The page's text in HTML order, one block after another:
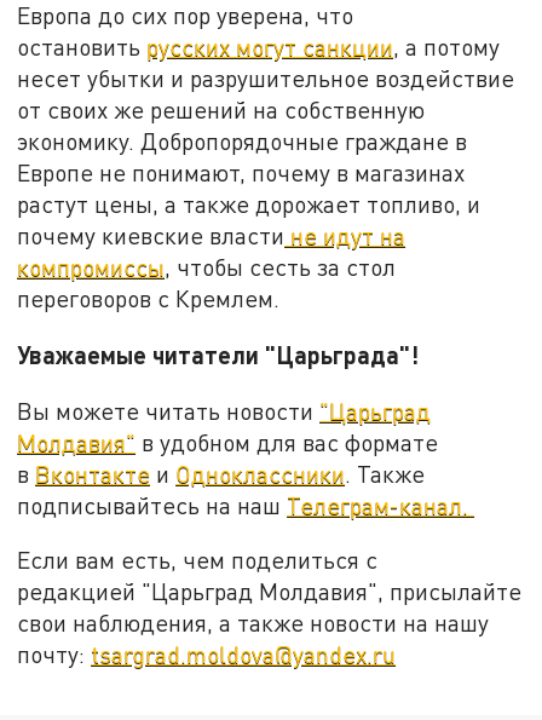
Европа до сих пор уверена, что
остановить русских могут санкции, а потому
несет убытки и разрушительное воздействие
от своих же решений на собственную
экономику. Добропорядочные граждане в
Европе не понимают, почему в магазинах
растут цены, а также дорожает топливо, и
почему киевские власти не идут на
компромиссы, чтобы сесть за стол
переговоров с Кремлем.
Уважаемые читатели "Царьграда"!
Вы можете читать новости "Царьград
Молдавия" в удобном для вас формате
в Вконтакте и Одноклассники . Также
подписывайтесь на наш Телеграм-канал.
Если вам есть, чем поделиться с
редакцией "Царьград Молдавия", присылайте
свои наблюдения, а также новости на нашу
почту: tsargrad.moldova@yandex.ru